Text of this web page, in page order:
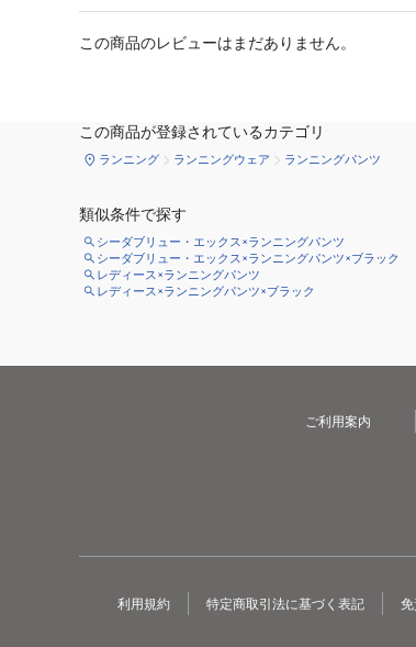
この商品のレビューはまだありません。
この商品が登録されているカテゴリ
ランニング ランニングウェア ランニングパンツ
類似条件で探す
シーダブリュー・エックス×ランニングパンツ
シーダブリュー・エックス×ランニングパンツ×ブラック
レディース×ランニングパンツ
レディース×ランニングパンツ×ブラック
ご利用案内
利用規約 特定商取引法に基づく表記